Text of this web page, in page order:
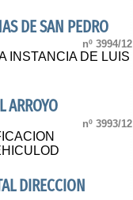
DE SAN PEDRO
nº 3994/12
INSTANCIA DE LUIS
ARROYO
nº 3993/12
DIRECCION